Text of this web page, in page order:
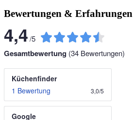
Bewertungen & Erfahrungen
4,4/5
Gesamtbewertung (34 Bewertungen)
Küchenfinder
1 Bewertung
3,0/5
Google